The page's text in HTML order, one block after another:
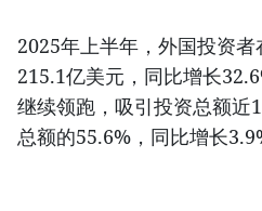
2025年上半年，外国投资
215.1亿美元，同比增长
继续领跑，吸引投资总额近
总额的55.6%，同比增长